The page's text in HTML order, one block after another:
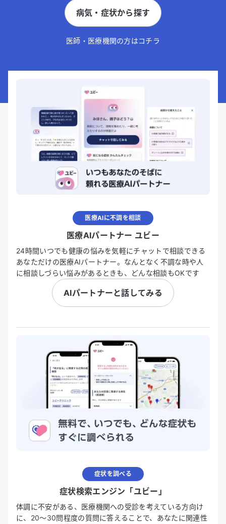
病気・症状から探す
医師・医療機関の方はコチラ
医療AIに不調を相談
医療AIパートナー ユビー
24時間いつでも健康の悩みを気軽にチャットで相談できる
あなただけの医療AIパートナー。なんとなく不調な時や人
に相談しづらい悩みがあるときも、どんな相談もOKです
AIパートナーと話してみる
症状を調べる
症状検索エンジン「ユビー」
体調に不安がある、医療機関への受診を考えている方向け
に、20〜30問程度の質問に答えることで、あなたに関連性